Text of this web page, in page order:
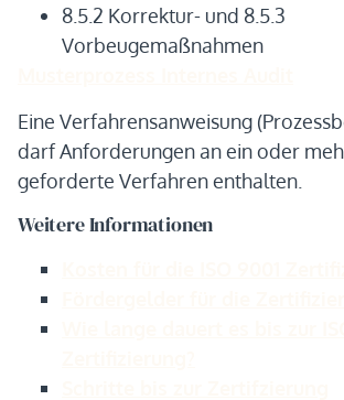
8.5.2 Korrektur- und 8.5.3
Vorbeugemaßnahmen
Eine Verfahrensanweisung
darf Anforderungen an ein oder
geforderte Verfahren enthalten.
Weitere Informationen